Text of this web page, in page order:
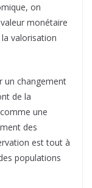
on
monétaire
valorisation
un changement
de la
une
des
est tout à
populations